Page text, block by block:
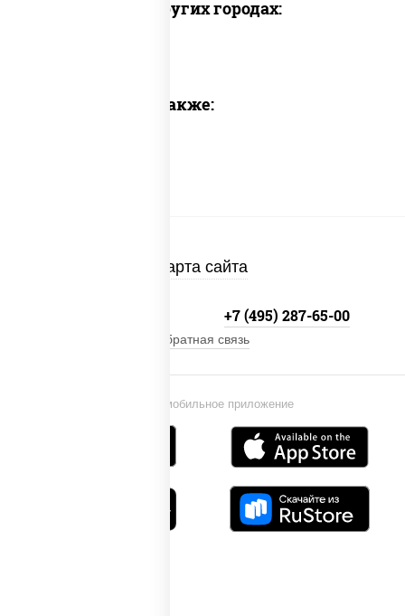
Доставка в других городах:
Предлагаем также:
Карта сайта
Установи мобильное приложение
+7 (495) 287-65-00
Обратная связь